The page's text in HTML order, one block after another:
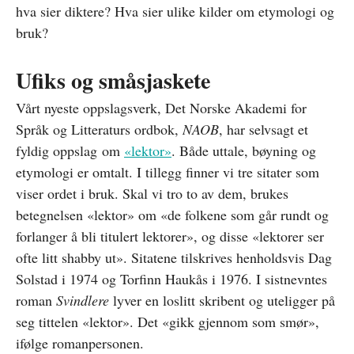
hva sier diktere? Hva sier ulike kilder om etymologi og
bruk?
Ufiks og småsjaskete
Vårt nyeste oppslagsverk, Det Norske Akademi for
Språk og Litteraturs ordbok,NAOB, har selvsagt et
fyldig oppslag om «lektor». Både uttale, bøyning og
etymologi er omtalt. I tillegg finner vi tre sitater som
viser ordet i bruk. Skal vi tro to av dem, brukes
betegnelsen «lektor» om «de folkene som går rundt og
forlanger å bli titulert lektorer», og disse «lektorer ser
ofte litt shabby ut». Sitatene tilskrives henholdsvis Dag
Solstad i 1974 og Torfinn Haukås i 1976. I sistnevntes
roman Svindlere lyver en loslitt skribent og uteligger på
seg tittelen «lektor». Det «gikk gjennom som smør»,
ifølge romanpersonen.